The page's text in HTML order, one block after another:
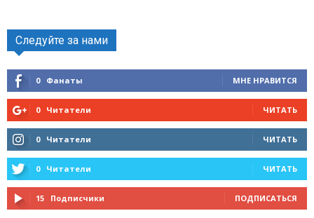
Следуйте за нами
0 Фанаты МНЕ НРАВИТСЯ
0 Читатели ЧИТАТЬ
0 Читатели ЧИТАТЬ
0 Читатели ЧИТАТЬ
15 Подписчики ПОДПИСАТЬСЯ